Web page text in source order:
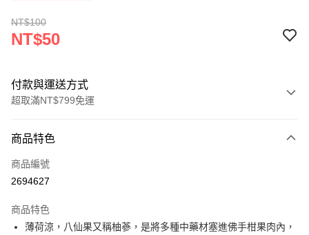
NT$100
NT$50
付款與運送方式
超取滿NT$799免運
信用卡一次付款
超商取貨付款
Apple Pay
商品特色
商品編號
2694627
商品特色
薄荷涼，八仙果又稱柚蔘，是將多種中藥材塞進佛手柑果肉內，